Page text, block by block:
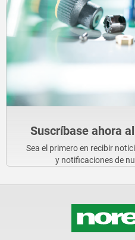
Suscríbase ahora
Sea el primero en recibir
y notificaciones de